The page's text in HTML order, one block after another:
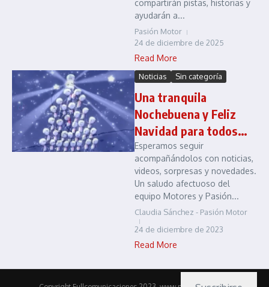
compartirán pistas, historias y
ayudarán a...
Pasión Motor
24 de diciembre de 2025
Read More
Noticias Sin categoría
Una tranquila
Nochebuena y Feliz
Navidad para todos…
Esperamos seguir
acompañándolos con noticias,
videos, sorpresas y novedades.
Un saludo afectuoso del
equipo Motores y Pasión...
Claudia Sánchez - Pasión Motor
24 de diciembre de 2023
Read More